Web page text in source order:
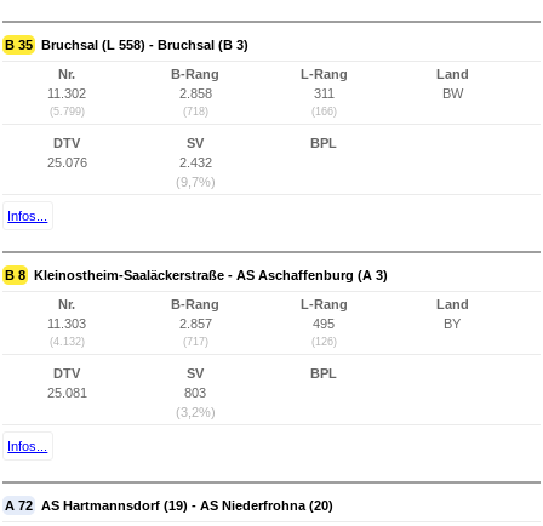
B 35 Bruchsal (L 558) - Bruchsal (B 3)
Nr.
11.302
(5.799)
B-Rang
2.858
(718)
L-Rang
311
(166)
Land
BW
DTV
25.076
SV
2.432
(9,7%)
BPL
Infos...
B 8 Kleinostheim-Saaläckerstraße - AS Aschaffenburg (A 3)
Nr.
11.303
(4.132)
B-Rang
2.857
(717)
L-Rang
495
(126)
Land
BY
DTV
25.081
SV
803
(3,2%)
BPL
Infos...
A 72 AS Hartmannsdorf (19) - AS Niederfrohna (20)